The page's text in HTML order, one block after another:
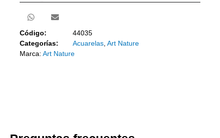
Código:
44035
Categorías:
Acuarelas Art Nature
Marca: Art Nature